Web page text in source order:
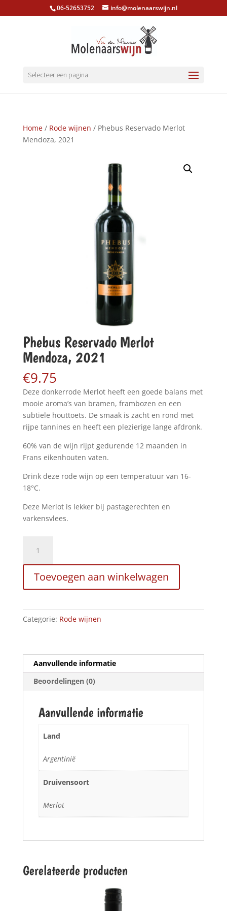
06-52653752 info@molenaarswijn.nl
Selecteer een pagina
Home/ Rode wijnen / Phebus Reservado Merlot
Mendoza, 2021
Phebus Reservado Merlot
Mendoza, 2021
€9.75
Deze donkerrode Merlot heeft een goede balans met
mooie aroma’s van bramen, frambozen en een
subtiele houttoets. De smaak is zacht en rond met
rijpe tannines en heeft een plezierige lange afdronk.
60% van de wijn rijpt gedurende 12 maanden in
Frans eikenhouten vaten.
Drink deze rode wijn op een temperatuur van 16-
18°C.
Deze Merlot is lekker bij pastagerechten en
varkensvlees.
Reservado
Merlot
Mendoza,
2021
Toevoegen aan winkelwagen
Categorie: Rode wijnen
Aanvullende informatie
Beoordelingen (0)
Aanvullende informatie
Land
Argentinië
Druivensoort
Merlot
Gerelateerde producten